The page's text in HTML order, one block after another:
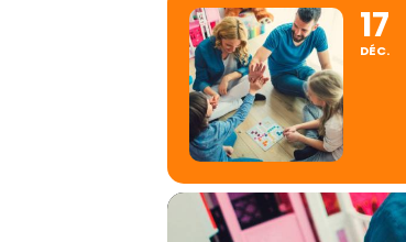
17
DÉC.